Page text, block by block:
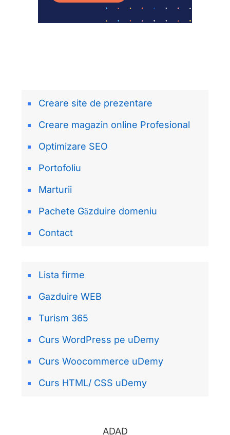
Creare site de prezentare
Creare magazin online Profesional
Optimizare SEO
Portofoliu
Marturii
Pachete Găzduire domeniu
Contact
Lista firme
Gazduire WEB
Turism 365
Curs WordPress pe uDemy
Curs Woocommerce uDemy
Curs HTML/ CSS uDemy
ADAD